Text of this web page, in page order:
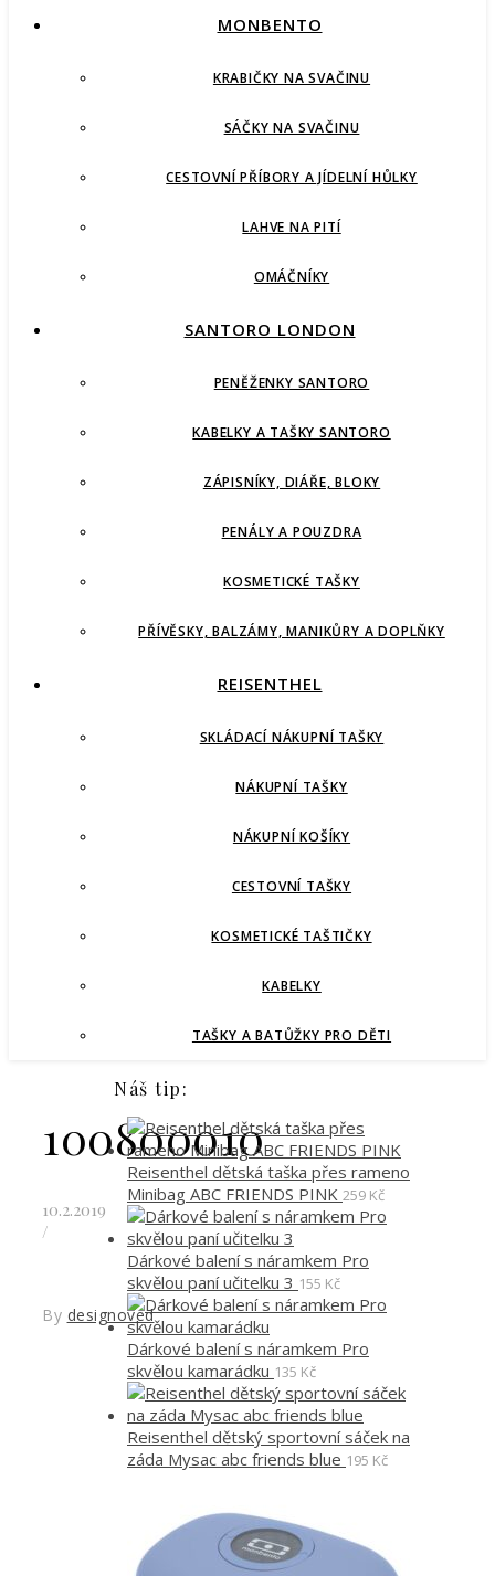
MONBENTO
KRABIČKY NA SVAČINU
SÁČKY NA SVAČINU
CESTOVNÍ PŘÍBORY A JÍDELNÍ HŮLKY
LAHVE NA PITÍ
OMÁČNÍKY
SANTORO LONDON
PENĚŽENKY SANTORO
KABELKY A TAŠKY SANTORO
ZÁPISNÍKY, DIÁŘE, BLOKY
PENÁLY A POUZDRA
KOSMETICKÉ TAŠKY
PŘÍVĚSKY, BALZÁMY, MANIKŮRY A DOPLŇKY
REISENTHEL
SKLÁDACÍ NÁKUPNÍ TAŠKY
NÁKUPNÍ TAŠKY
NÁKUPNÍ KOŠÍKY
CESTOVNÍ TAŠKY
KOSMETICKÉ TAŠTIČKY
KABELKY
TAŠKY A BATŮŽKY PRO DĚTI
100800010
10.2.2019
/
By designoved
Náš tip:
Reisenthel dětská taška přes rameno
Minibag ABC FRIENDS PINK 259 Kč
Dárkové balení s náramkem Pro
skvělou paní učitelku 3 155 Kč
Dárkové balení s náramkem Pro
skvělou kamarádku 135 Kč
Reisenthel dětský sportovní sáček na
záda Mysac abc friends blue 195 Kč